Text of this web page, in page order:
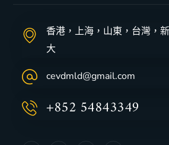
香港，上海，山東，台灣，
大
cevdmld@gmail.com
+852 54843349